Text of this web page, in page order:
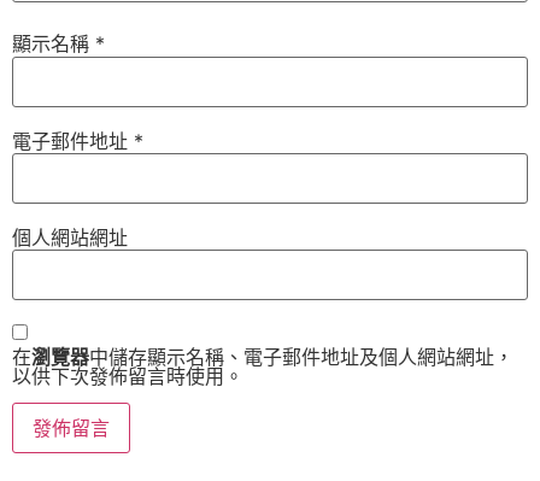
顯示名稱 *
電子郵件地址 *
個人網站網址
在瀏覽器中儲存顯示名稱、電子郵件地址及個人網站網址，
以供下次發佈留言時使用。